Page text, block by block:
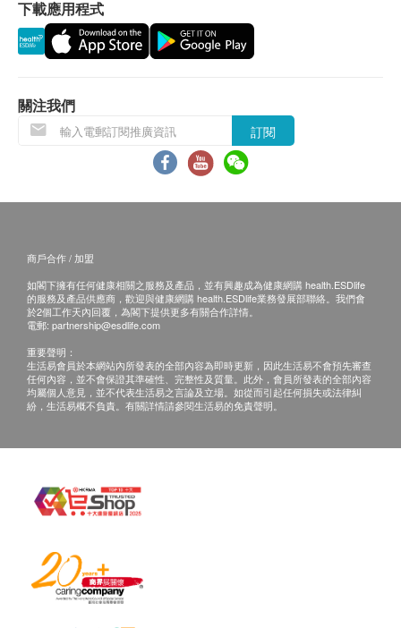
壓力範圍：10-125 psi（0.7-8.6 bar）
服務流量：0.5 gpm（1.9 Lpm）
內附配件：
EVERPURE H-54 濾水器 1 套
*如需要安裝服務，請於下單後聯絡香港潔淨水客戶服
以上地區訂單由順豐（香港）派送
送貨服務不包括郵政信箱地址、邊境禁區、汽車不能
直達或沒有升降機設備之收貨地點。
收貨需知:
簽收時需核對身份。
收到商品時請當場驗貨，檢查外包裝是否完整無損、
商品種類及數量與訂單相符、確認購物收據內金額資
料。
戶簽收後離開，未能等待開機試用。
簽收後，如商品出現質量問題，如功能性故障。請您
即時聯繫香港潔淨水有限公司客戶服務中心，電話
34660000。
保養:
所有於香港潔淨水有限公司購買之貨品，不論是香港
無需登記。
貨品維修與運費安排：
NEX 電解水機產品
全機保養: 2年
電解版保養: 10年
下載應用程式
關注我們
訂閱
商戶合作 / 加盟
如閣下擁有任何健康相關之服務及產品，並有興趣成為健康網購 health.ESDlife
的服務及產品供應商，歡迎與健康網購 health.ESDlife業務發展部聯絡。我們會
於2個工作天內回覆，為閣下提供更多有關合作詳情。
電郵: partnership@esdlife.com
重要聲明：
生活易會員於本網站內所發表的全部內容為即時更新，因此生活易不會預先審查
任何內容，並不會保證其準確性、完整性及質量。此外，會員所發表的全部內容
均屬個人意見，並不代表生活易之言論及立場。如從而引起任何損失或法律糾
紛，生活易概不負責。有關詳情請參閱生活易的免責聲明。